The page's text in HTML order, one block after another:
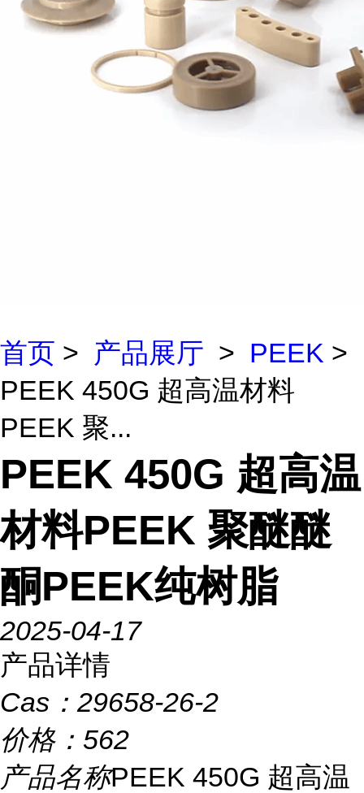
首页 > 产品展厅 > PEEK >
PEEK 450G 超高温材料
PEEK 聚...
PEEK 450G 超高温
材料PEEK 聚醚醚
酮PEEK纯树脂
2025-04-17
产品详情
Cas： 29658-26-2
价格： 562
产品名称PEEK 450G 超高温